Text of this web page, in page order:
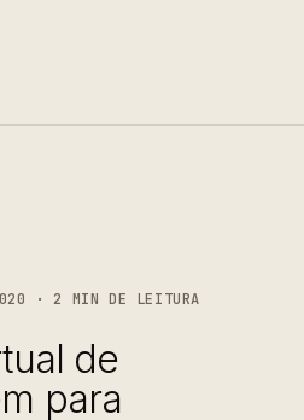
· 2 MIN DE LEITURA
de
para